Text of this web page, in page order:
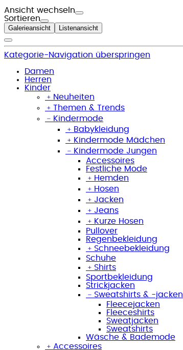
Ansicht wechseln
Sortieren
Galerieansicht Listenansicht
Kategorie-Navigation überspringen
Damen
Herren
Kinder
﹢ Neuheiten
﹢ Themen & Trends
﹣ Kindermode
﹢ Babykleidung
﹢ Kindermode Mädchen
﹣ Kindermode Jungen
Accessoires
Festliche Mode
﹢ Hemden
﹢ Hosen
﹢ Jacken
﹢ Jeans
﹢ Kurze Hosen
Pullover
Regenbekleidung
﹢ Schneebekleidung
Schuhe
﹢ Shirts
Sportbekleidung
Strickjacken
﹣ Sweatshirts & -jacken
Fleecejacken
Fleeceshirts
Sweatjacken
Sweatshirts
Wäsche & Bademode
﹢ Accessoires